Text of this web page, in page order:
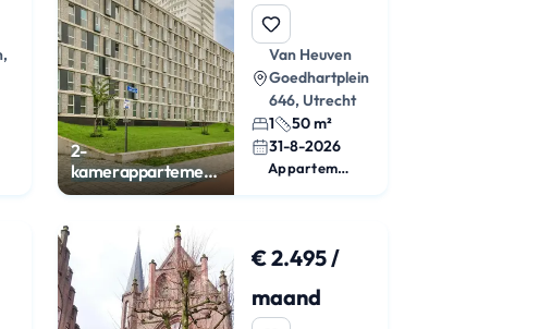
2-
kamerappartement
met lift en label A
Van Heuven
Goedhartplein
646, Utrecht
1
50 m²
31-8-2026
Appartement
€ 2.495 /
maand